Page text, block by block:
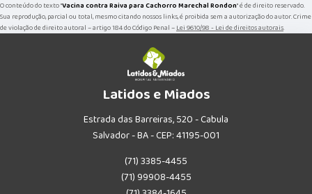
O conteúdo do texto "Vacina contra Raiva para Cachorro Marechal Rondon" é de direito reservado.
Sua reprodução, parcial ou total, mesmo citando nossos links, é proibida sem a autorização do autor. Crime
de violação de direito autoral – artigo 184 do Código Penal –Lei 9610/98 - Lei de direitos autorais.
Latidos e Miados
Estrada das Barreiras, 520 - Cabula
Salvador - BA - CEP: 41195-001
(71) 3385-4455
(71) 99908-4455